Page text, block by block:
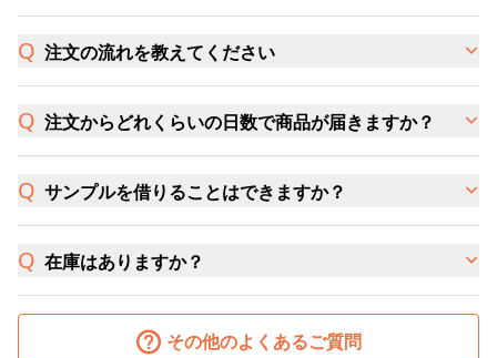
注文の流れを教えてください
注文からどれくらいの日数で商品が届きますか？
サンプルを借りることはできますか？
在庫はありますか？
その他のよくあるご質問